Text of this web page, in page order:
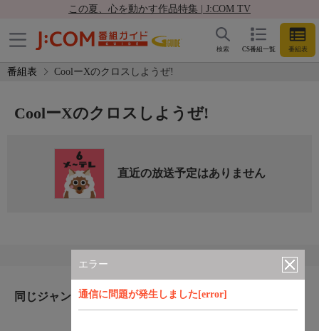
この夏、心を動かす作品特集 | J:COM TV
CS番組一覧 番組表
検索
番組表 CoolーXのクロスしようぜ!
エラー
通信に問題が発生しました[error]
CoolーXのクロスしようぜ!
直近の放送予定はありません
同じジャンルのおすすめ番組